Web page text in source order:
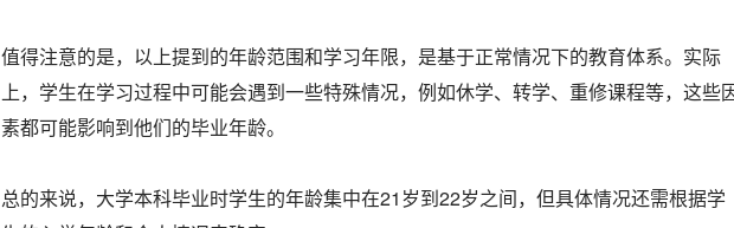
值得注意的是，以上提到的年龄范围和学习年限，是基于正常情况下的教育体系。实际
上，学生在学习过程中可能会遇到一些特殊情况，例如休学、转学、重修课程等，这些
素都可能影响到他们的毕业年龄。
总的来说，大学本科毕业时学生的年龄集中在21岁到22岁之间，但具体情况还需根据学